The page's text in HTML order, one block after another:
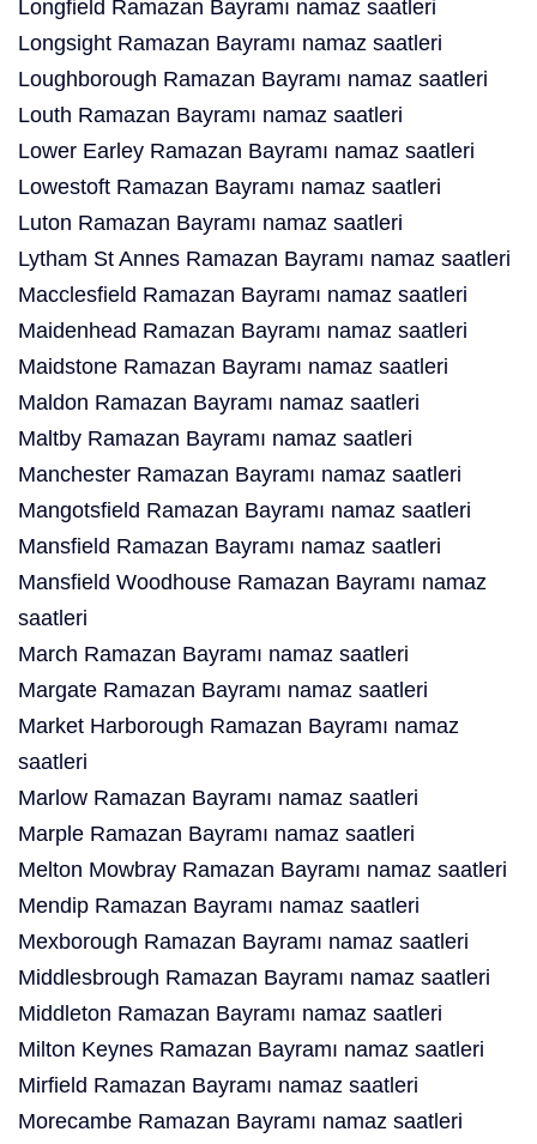
Longfield Ramazan Bayramı namaz saatleri
Longsight Ramazan Bayramı namaz saatleri
Loughborough Ramazan Bayramı namaz saatleri
Louth Ramazan Bayramı namaz saatleri
Lower Earley Ramazan Bayramı namaz saatleri
Lowestoft Ramazan Bayramı namaz saatleri
Luton Ramazan Bayramı namaz saatleri
Lytham St Annes Ramazan Bayramı namaz saatleri
Macclesfield Ramazan Bayramı namaz saatleri
Maidenhead Ramazan Bayramı namaz saatleri
Maidstone Ramazan Bayramı namaz saatleri
Maldon Ramazan Bayramı namaz saatleri
Maltby Ramazan Bayramı namaz saatleri
Manchester Ramazan Bayramı namaz saatleri
Mangotsfield Ramazan Bayramı namaz saatleri
Mansfield Ramazan Bayramı namaz saatleri
Mansfield Woodhouse Ramazan Bayramı namaz
saatleri
March Ramazan Bayramı namaz saatleri
Margate Ramazan Bayramı namaz saatleri
Market Harborough Ramazan Bayramı namaz
saatleri
Marlow Ramazan Bayramı namaz saatleri
Marple Ramazan Bayramı namaz saatleri
Melton Mowbray Ramazan Bayramı namaz saatleri
Mendip Ramazan Bayramı namaz saatleri
Mexborough Ramazan Bayramı namaz saatleri
Middlesbrough Ramazan Bayramı namaz saatleri
Middleton Ramazan Bayramı namaz saatleri
Milton Keynes Ramazan Bayramı namaz saatleri
Mirfield Ramazan Bayramı namaz saatleri
Morecambe Ramazan Bayramı namaz saatleri